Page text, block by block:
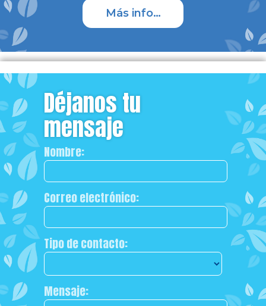
Más info…
Déjanos tu
mensaje
Nombre:
Correo electrónico:
Tipo de contacto:
Mensaje: